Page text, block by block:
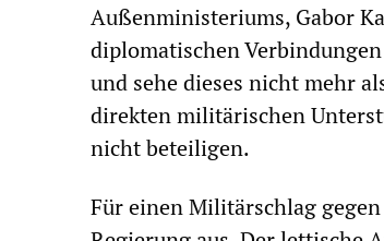
Außenministeriums, Gabor
diplomatischen
und sehe dieses nicht mehr
direkten militärischen
nicht beteiligen.
Für einen Militärschlag